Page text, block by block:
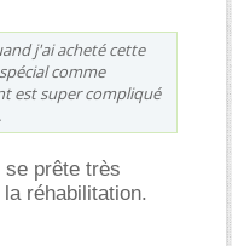
j'ai acheté cette
comme
est super compliqué
se prête très
réhabilitation.